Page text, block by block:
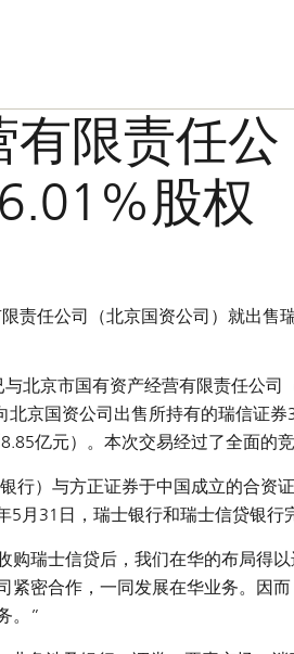
有限责任公
股权
责任公司（北京国资公司）就出售
京市国有资产经营有限责任公司
京国资公司出售所持有的瑞信证
8.85亿元）。本次交易经过了全面的
行）与方正证券于中国成立的合
31日，瑞士银行和瑞士信贷银行
购瑞士信贷后，我们在华的布局得
密合作，一同发展在华业务。因
。”